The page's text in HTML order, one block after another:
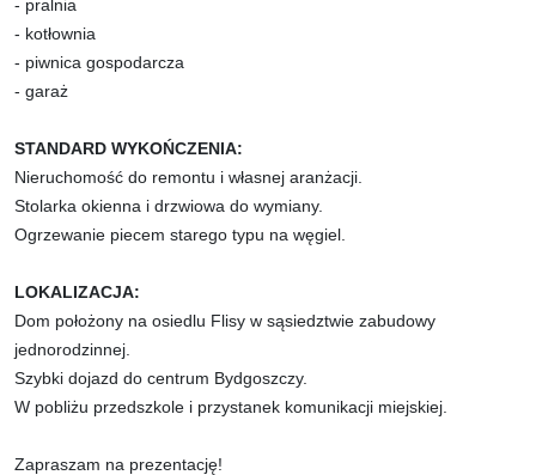
- pralnia
- kotłownia
- piwnica gospodarcza
- garaż
STANDARD WYKOŃCZENIA:
Nieruchomość do remontu i własnej aranżacji.
Stolarka okienna i drzwiowa do wymiany.
Ogrzewanie piecem starego typu na węgiel.
LOKALIZACJA:
Dom położony na osiedlu Flisy w sąsiedztwie zabudowy
jednorodzinnej.
Szybki dojazd do centrum Bydgoszczy.
W pobliżu przedszkole i przystanek komunikacji miejskiej.
Zapraszam na prezentację!